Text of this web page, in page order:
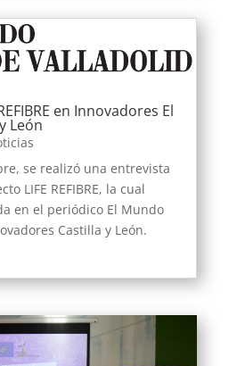
en Innovadores El
León
se realizó una entrevista
LIFE REFIBRE, la cual
en el periódico El Mundo
Castilla y León.